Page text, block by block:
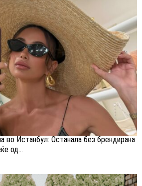
во Истанбул: Останала без брендирана
од...